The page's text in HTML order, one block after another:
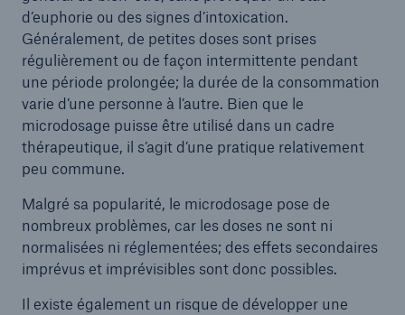
d’euphorie ou des signes d’intoxication.
Généralement, de petites doses sont prises
régulièrement ou de façon intermittente pendant
une période prolongée; la durée de la consommation
varie d’une personne à l’autre. Bien que le
microdosage puisse être utilisé dans un cadre
thérapeutique, il s’agit d’une pratique relativement
peu commune.
Malgré sa popularité, le microdosage pose de
nombreux problèmes, car les doses ne sont ni
normalisées ni réglementées; des effets secondaires
imprévus et imprévisibles sont donc possibles.
Il existe également un risque de développer une